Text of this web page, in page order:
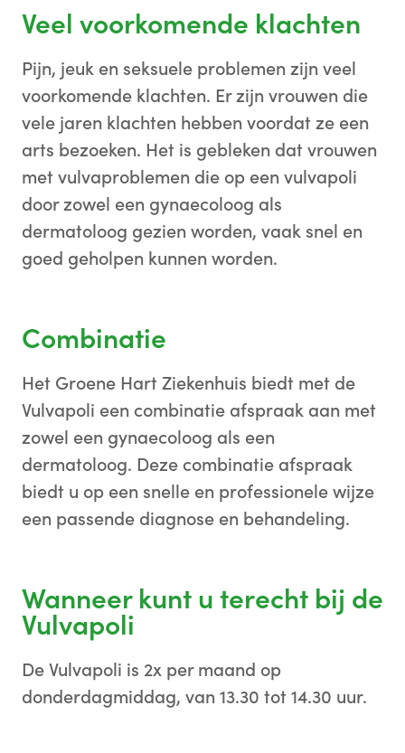
Veel voorkomende klachten
Pijn, jeuk en seksuele problemen zijn veel
voorkomende klachten. Er zijn vrouwen die
vele jaren klachten hebben voordat ze een
arts bezoeken. Het is gebleken dat vrouwen
met vulvaproblemen die op een vulvapoli
door zowel een gynaecoloog als
dermatoloog gezien worden, vaak snel en
goed geholpen kunnen worden.
Combinatie
Het Groene Hart Ziekenhuis biedt met de
Vulvapoli een combinatie afspraak aan met
zowel een gynaecoloog als een
dermatoloog. Deze combinatie afspraak
biedt u op een snelle en professionele wijze
een passende diagnose en behandeling.
Wanneer kunt u terecht bij de
Vulvapoli
De Vulvapoli is 2x per maand op
donderdagmiddag, van 13.30 tot 14.30 uur.